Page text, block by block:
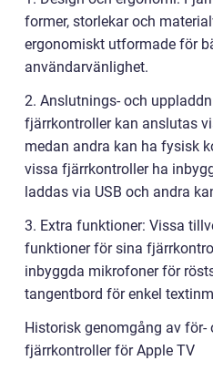
former, storlekar och
ergonomiskt utformade för
användarvänlighet.
2. Anslutnings- och
fjärrkontroller kan anslutas
medan andra kan ha fysisk
vissa fjärrkontroller ha
laddas via USB och andra
3. Extra funktioner: Vissa
funktioner för sina
inbyggda mikrofoner för
tangentbord för enkel
Historisk genomgång av för-
fjärrkontroller för Apple TV